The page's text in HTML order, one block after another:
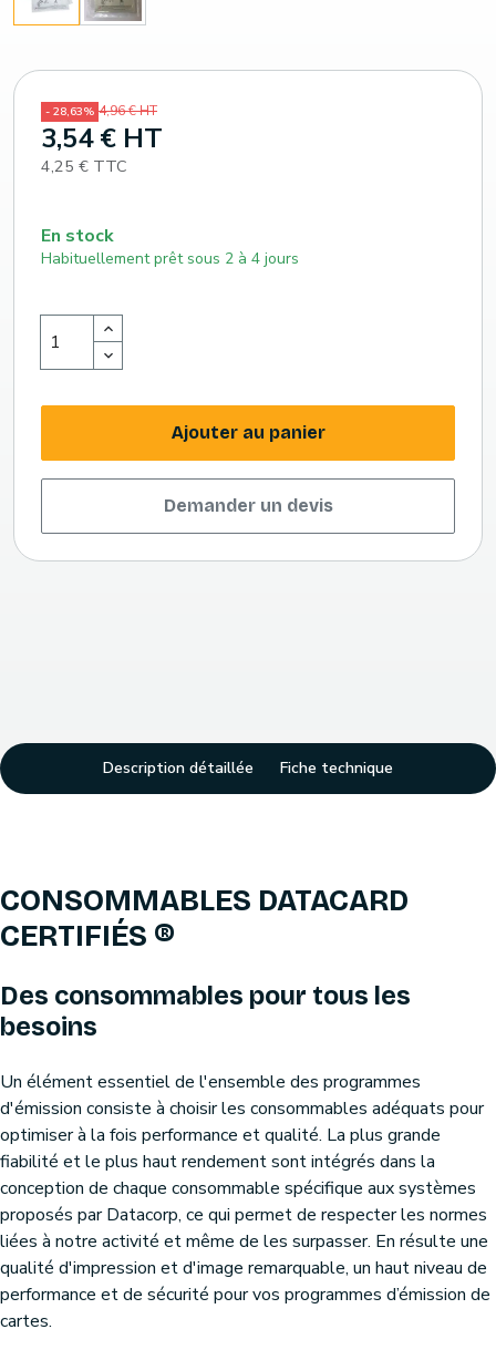
- 28,63% 4,96 € HT
3,54 € HT
4,25 € TTC
En stock
Habituellement prêt sous 2 à 4 jours
Ajouter au panier
Demander un devis
Description détaillée Fiche technique
CONSOMMABLES DATACARD
CERTIFIÉS ®
Des consommables pour tous les
besoins
Un élément essentiel de l'ensemble des programmes
d'émission consiste à choisir les consommables adéquats pour
optimiser à la fois performance et qualité. La plus grande
fiabilité et le plus haut rendement sont intégrés dans la
conception de chaque consommable spécifique aux systèmes
proposés par Datacorp, ce qui permet de respecter les normes
liées à notre activité et même de les surpasser. En résulte une
qualité d'impression et d'image remarquable, un haut niveau de
performance et de sécurité pour vos programmes d’émission de
cartes.